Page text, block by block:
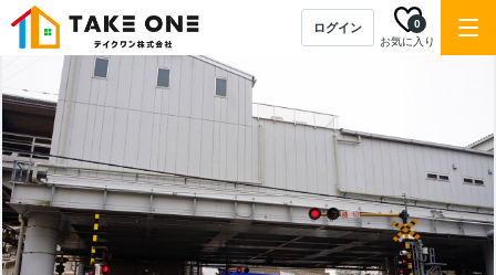
ログイン
お気に入り
0